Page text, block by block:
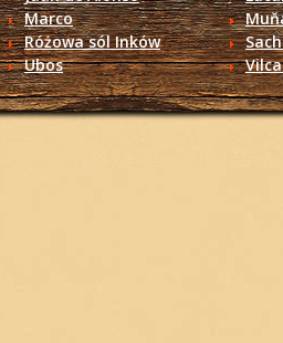
Marco
Różowa sól Inków
Ubos